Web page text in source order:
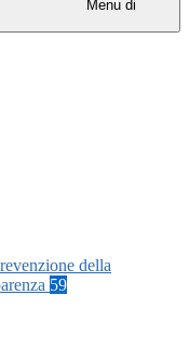
Menu di
della
59